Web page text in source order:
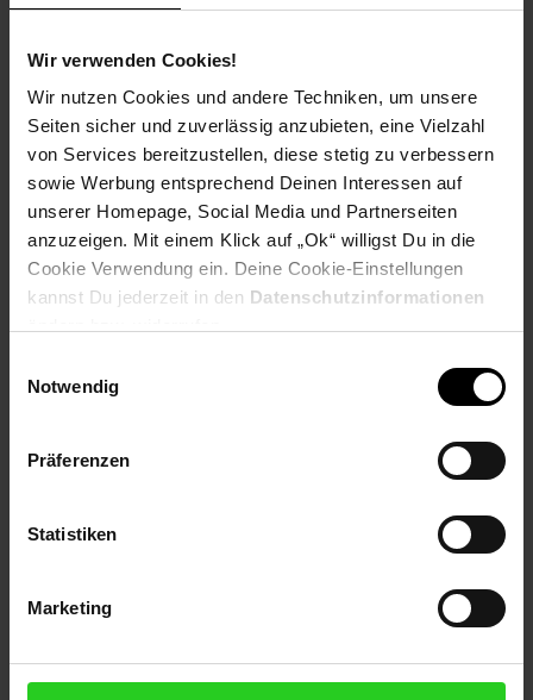
Wir verwenden Cookies!
Wir nutzen Cookies und andere Techniken, um unsere
Seiten sicher und zuverlässig anzubieten, eine Vielzahl
von Services bereitzustellen, diese stetig zu verbessern
sowie Werbung entsprechend Deinen Interessen auf
unserer Homepage, Social Media und Partnerseiten
anzuzeigen. Mit einem Klick auf „Ok“ willigst Du in die
Cookie Verwendung ein. Deine Cookie-Einstellungen
kannst Du jederzeit in den Datenschutzinformationen
Notwendig
Präferenzen
Statistiken
Marketing
Breite: 56 cm
Höhe: 83 cm
Tiefe: 30 cm
Schubladeninnenmaß BxHxT: 21,5 x 12 x 23 cm
Farbe
Kompletter Schrank ist matt weiß
Besonderheiten
Ablage für weitere Utensilien wie Spiegel oder
Individuell einsetzbar durch schlichtes Design und
neutrale Farbe
Komplette Kommode ist aus lackiertem MDF